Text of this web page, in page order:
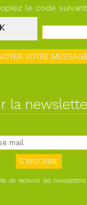
le code
la
de recevoir les